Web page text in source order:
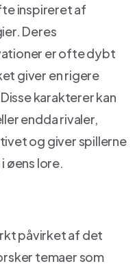
inspireret af
Deres
er ofte dybt
giver en rigere
karakterer kan
endda rivaler,
og giver spillerne
øens lore.
påvirket af det
temaer som